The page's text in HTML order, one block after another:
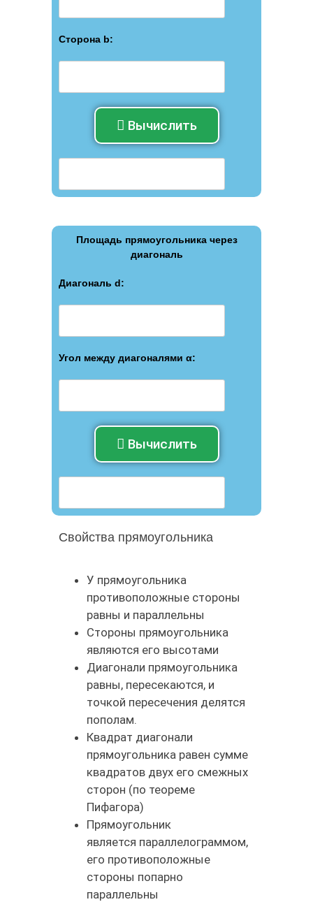
Сторона b:
Вычислить
Площадь прямоугольника через
диагональ
Диагональ d:
Угол между диагоналями α:
Вычислить
Свойства прямоугольника
У прямоугольника
противоположные стороны
равны и параллельны
Стороны прямоугольника
являются его высотами
Диагонали прямоугольника
равны, пересекаются, и
точкой пересечения делятся
пополам.
Квадрат диагонали
прямоугольника равен сумме
квадратов двух его смежных
сторон (по теореме
Пифагора)
Прямоугольник
является параллелограммом,
его противоположные
стороны попарно
параллельны